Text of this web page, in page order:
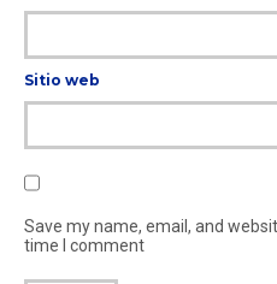
Sitio web
Save my name, email, and
time I comment